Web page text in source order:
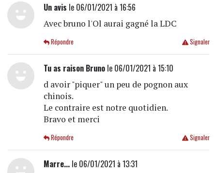
Un avis le 06/01/2021 à 16:56
Avec bruno l'Ol aurai gagné la LDC
Signaler
Répondre
Tu as raison Brunole 06/01/2021 à 15:10
d avoir "piquer" un peu de pognon aux
chinois.
Le contraire est notre quotidien.
Bravo et merci
Signaler
Répondre
Marre...le 06/01/2021 à 13:31